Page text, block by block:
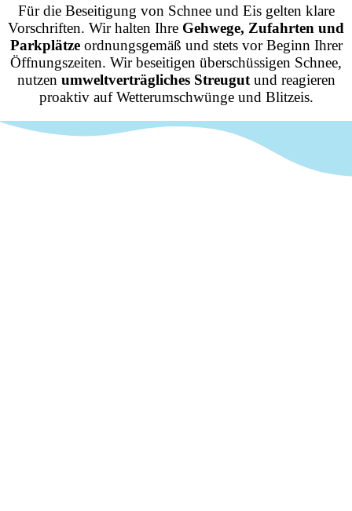
Für die Beseitigung von Schnee und Eis gelten klare
Vorschriften. Wir halten Ihre Gehwege, Zufahrten und
Parkplätzeordnungsgemäß und stets vor Beginn Ihrer
Öffnungszeiten. Wir beseitigen überschüssigen Schnee,
nutzen umweltverträgliches Streugutund reagieren
proaktiv auf Wetterumschwünge und Blitzeis.